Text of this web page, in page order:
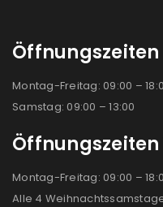
Öffnungszeiten
Montag-Freitag: 09:00 –
Samstag: 09:00 – 13:00
Montag-Freitag: 09:00 –
Alle 4 Weihnachtssamstage